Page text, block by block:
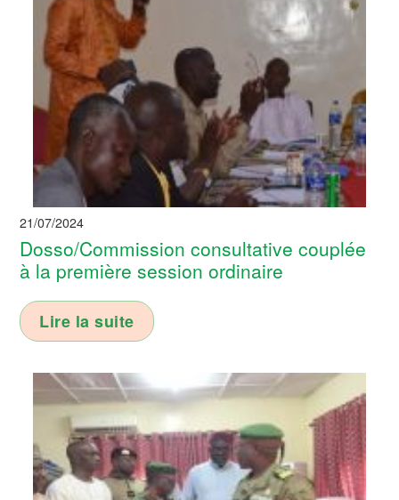
21/07/2024
Dosso/Commission consultative couplée
à la première session ordinaire
Lire la suite